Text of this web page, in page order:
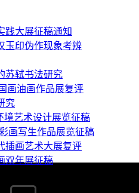
践大展征稿通知
玉印伪作现象考辨
苏轼书法研究
画油画作品展复评
究
境艺术设计展览征稿
画写生作品展览征稿
插画艺术大展复评
双年展征稿